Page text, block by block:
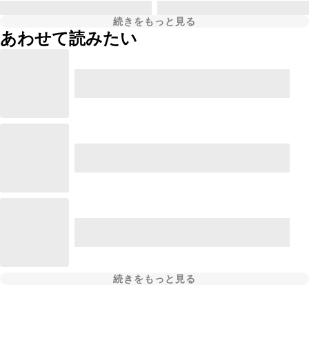
続きをもっと見る
あわせて読みたい
続きをもっと見る